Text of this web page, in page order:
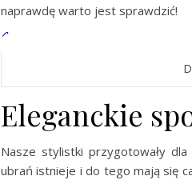
naprawdę warto jest sprawdzić!
Eleganckie
Nasze stylistki przygotowały
ubrań istnieje i do tego mają się